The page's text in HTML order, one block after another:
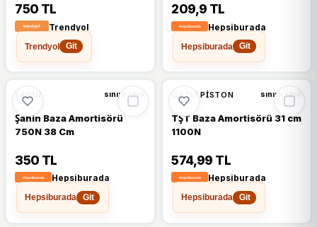
cm 100N
750 TL
Trendyol
Trendyol
Git
209,9 TL
Hepsiburada
Hepsiburada
Git
ŞAHIN sınırlı stok
Şahin Baza Amortisörü
750N 38 Cm
350 TL
Hepsiburada
Hepsiburada
Git
GAZLI PISTON sınırlı stok
TŞT Baza Amortisörü 31 cm
1100N
574,99 TL
Hepsiburada
Hepsiburada
Git